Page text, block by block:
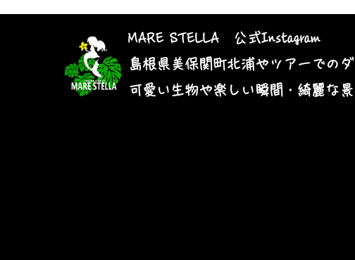
MARE STELLA 公式Instagram
島根県美保関町北浦やツアーでの
可愛い生物や楽しい瞬間・綺麗な